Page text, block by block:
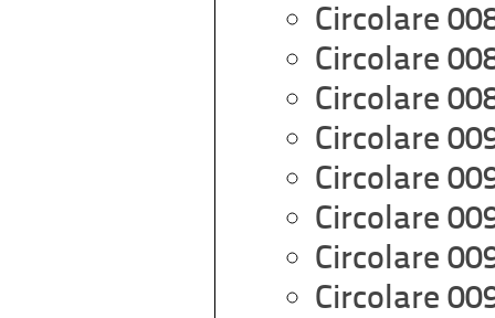
Circolare
Circolare
Circolare
Circolare
Circolare
Circolare
Circolare
Circolare